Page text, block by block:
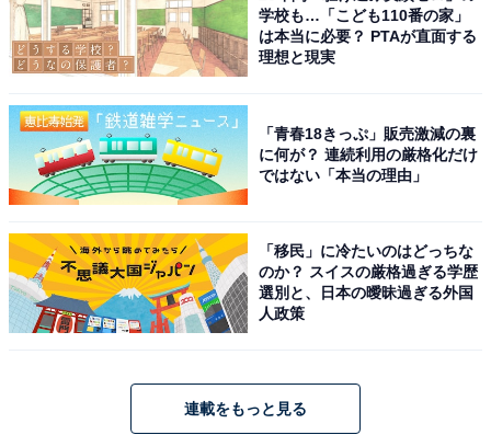
学校も…「こども110番の家」
は本当に必要？ PTAが直面する
理想と現実
「青春18きっぷ」販売激減の裏
に何が？ 連続利用の厳格化だけ
ではない「本当の理由」
「移民」に冷たいのはどっちな
のか？ スイスの厳格過ぎる学歴
選別と、日本の曖昧過ぎる外国
人政策
連載をもっと見る